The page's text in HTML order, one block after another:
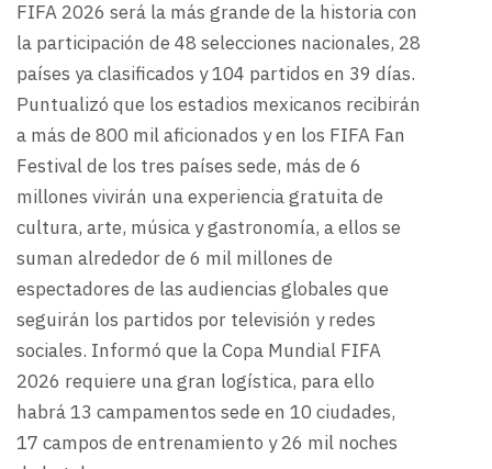
FIFA 2026 será la más grande de la historia con
la participación de 48 selecciones nacionales, 28
países ya clasificados y 104 partidos en 39 días.
Puntualizó que los estadios mexicanos recibirán
a más de 800 mil aficionados y en los FIFA Fan
Festival de los tres países sede, más de 6
millones vivirán una experiencia gratuita de
cultura, arte, música y gastronomía, a ellos se
suman alrededor de 6 mil millones de
espectadores de las audiencias globales que
seguirán los partidos por televisión y redes
sociales. Informó que la Copa Mundial FIFA
2026 requiere una gran logística, para ello
habrá 13 campamentos sede en 10 ciudades,
17 campos de entrenamiento y 26 mil noches